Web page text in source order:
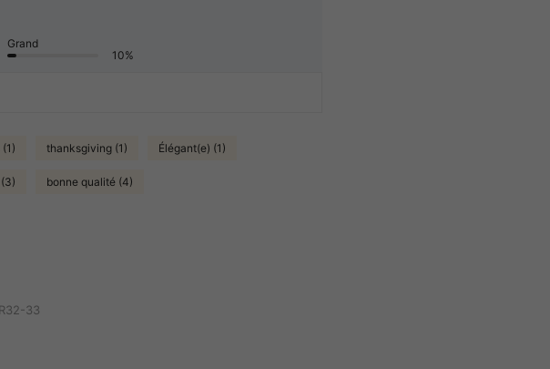
Grand
10%
thanksgiving (1) Élégant(e) (1)
bonne qualité (4)
33